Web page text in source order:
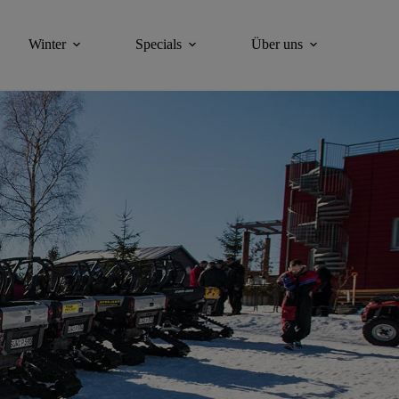
Winter Specials Über uns